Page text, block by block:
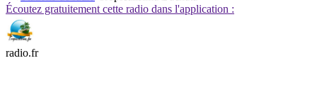
Écoutez gratuitement cette radio dans l'application :
radio.fr